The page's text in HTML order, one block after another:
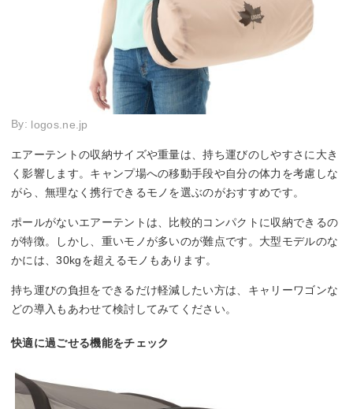
By: logos.ne.jp
エアーテントの収納サイズや重量は、持ち運びのしやすさに大き
く影響します。キャンプ場への移動手段や自分の体力を考慮しな
がら、無理なく携行できるモノを選ぶのがおすすめです。
ポールがないエアーテントは、比較的コンパクトに収納できるの
が特徴。しかし、重いモノが多いのが難点です。大型モデルのな
かには、30kgを超えるモノもあります。
持ち運びの負担をできるだけ軽減したい方は、キャリーワゴンな
どの導入もあわせて検討してみてください。
快適に過ごせる機能をチェック